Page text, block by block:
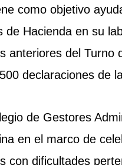
como objetivo
de Hacienda en su
anteriores del
declaraciones de
de Gestores
en el marco de
con dificultades